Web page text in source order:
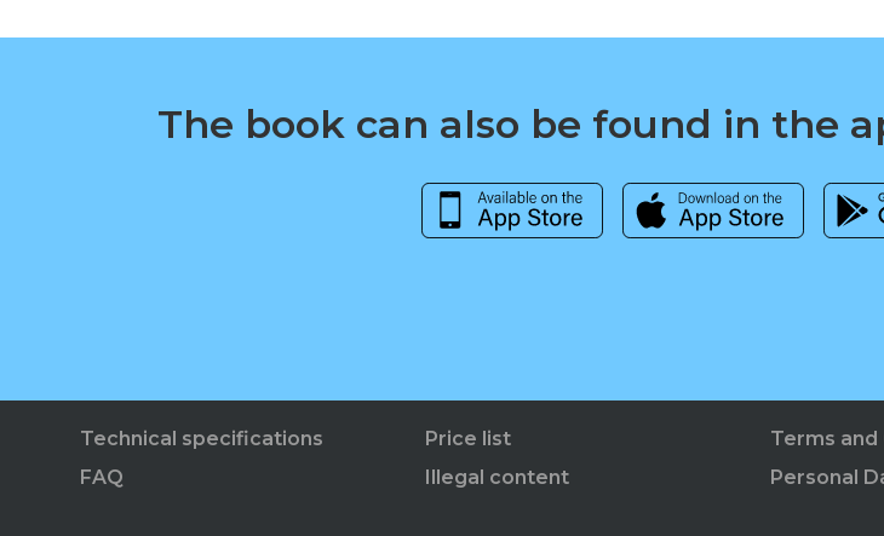
The book can also be found in the
Technical specifications
FAQ
Price list
Illegal content
Terms and
Personal